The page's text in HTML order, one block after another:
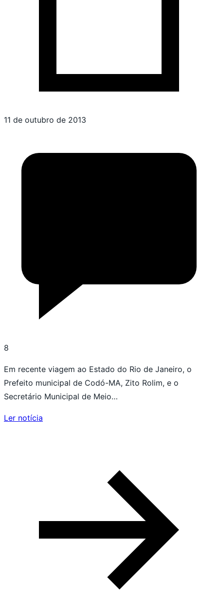
11 de outubro de 2013
8
Em recente viagem ao Estado do Rio de Janeiro, o
Prefeito municipal de Codó-MA, Zito Rolim, e o
Secretário Municipal de Meio…
Ler notícia